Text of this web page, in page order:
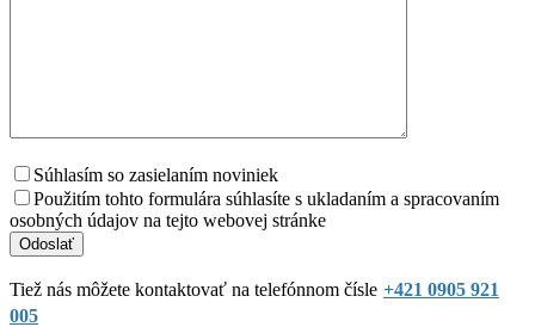
Súhlasím so zasielaním noviniek
Použitím tohto formulára súhlasíte s ukladaním a spracovaním
osobných údajov na tejto webovej stránke
Tiež nás môžete kontaktovať na telefónnom čísle +421 0905 921
005